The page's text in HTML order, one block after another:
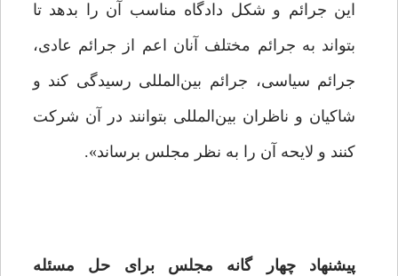
این جرائم و شکل دادگاه مناسب آن را بدهد تا
بتواند به جرائم مختلف آنان‌ اعم از جرائم عادی،
جرائم سیاسی، جرائم بین‌المللی رسیدگی کند و
شاکیان و ناظران بین‌المللی بتوانند در آن شرکت
کنند و لایحه آن را به نظر مجلس برساند».
پیشنهاد چهار گانه مجلس برای حل مسئله